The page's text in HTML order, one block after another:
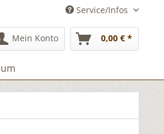
Service/Infos
Mein Konto 0,00 € *